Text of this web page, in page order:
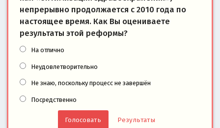
непрерывно продолжается с 2010 года по
настоящее время. Как Вы оцениваете
результаты этой реформы?
На отлично
Неудовлетворительно
Не знаю, поскольку процесс не завершён
Посредственно
Результаты